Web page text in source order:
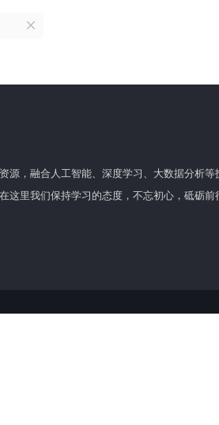
源，融合人工智能、深度学习、大数据分析
这里我们保持学习的态度，不忘初心，砥砺前